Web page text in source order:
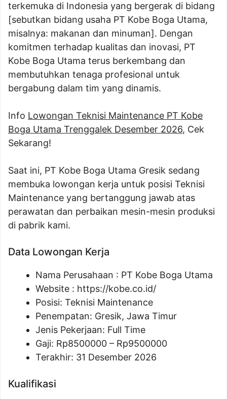
terkemuka di Indonesia yang bergerak di bidang
[sebutkan bidang usaha PT Kobe Boga Utama,
misalnya: makanan dan minuman]. Dengan
komitmen terhadap kualitas dan inovasi, PT
Kobe Boga Utama terus berkembang dan
membutuhkan tenaga profesional untuk
bergabung dalam tim yang dinamis.
Info Lowongan Teknisi Maintenance PT Kobe
Boga Utama Trenggalek Desember 2026, Cek
Sekarang!
Saat ini, PT Kobe Boga Utama Gresik sedang
membuka lowongan kerja untuk posisi Teknisi
Maintenance yang bertanggung jawab atas
perawatan dan perbaikan mesin-mesin produksi
di pabrik kami.
Data Lowongan Kerja
Nama Perusahaan : PT Kobe Boga Utama
Website : https://kobe.co.id/
Posisi: Teknisi Maintenance
Penempatan: Gresik, Jawa Timur
Jenis Pekerjaan: Full Time
Gaji: Rp8500000 – Rp9500000
Terakhir: 31 Desember 2026
Kualifikasi